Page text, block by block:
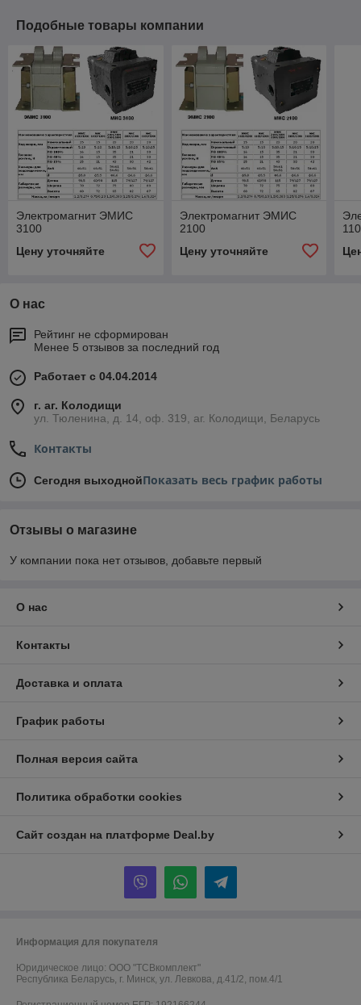
Подобные товары компании
Электромагнит ЭМИС
3100
Цену уточняйте
Электромагнит ЭМИС
2100
Цену уточняйте
О нас
Рейтинг не сформирован
Менее 5 отзывов за последний год
Работает с 04.04.2014
г. аг. Колодищи
ул. Тюленина, д. 14, оф. 319, аг. Колодищи, Беларусь
Контакты
Сегодня выходнойПоказать весь график работы
Отзывы о магазине
У компании пока нет отзывов, добавьте первый
О нас
Контакты
Доставка и оплата
График работы
Полная версия сайта
Политика обработки cookies
Сайт создан на платформе Deal.by
Информация для покупателя
Юридическое лицо: ООО "ТСВкомплект"
Республика Беларусь, г. Минск, ул. Левкова, д.41/2, пом.4/1